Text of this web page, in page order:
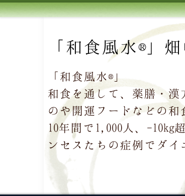
「和食風水®」
「和食風水®」
和食を通して、薬膳・漢
のや開運フードなどの和
10年間で1,000人、-10kg
ンセスたちの症例でダイ